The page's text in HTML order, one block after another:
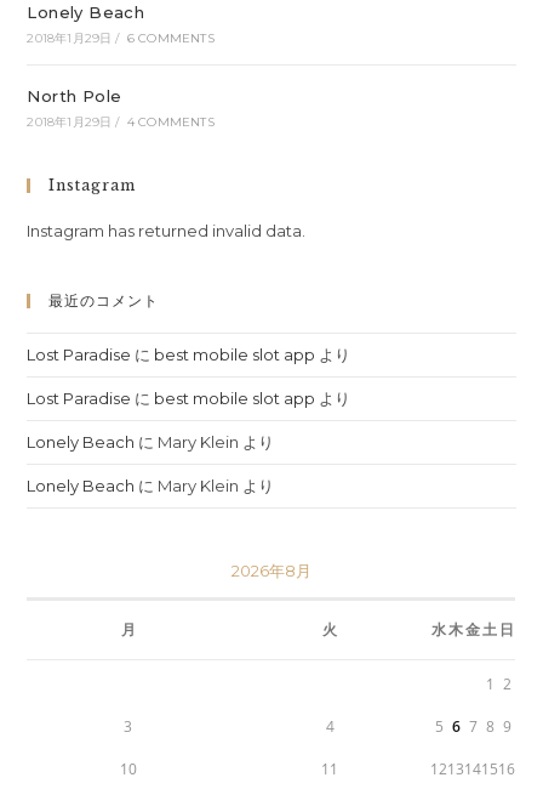
Lonely Beach
2018年1月29日 / 6 COMMENTS
North Pole
2018年1月29日 / 4 COMMENTS
Instagram
Instagram has returned invalid data.
最近のコメント
Lost Paradise に best mobile slot app より
Lost Paradise に best mobile slot app より
Lonely Beach に Mary Klein より
Lonely Beach に Mary Klein より
2026年8月
月 火 水木金土 日
1 2
3 4 5 6 7 8 9
10 11 1213141516